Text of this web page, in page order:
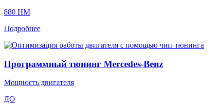
880 HM
Подробнее
Программный тюнинг Mercedes-Benz
Мощность двигателя
ДО